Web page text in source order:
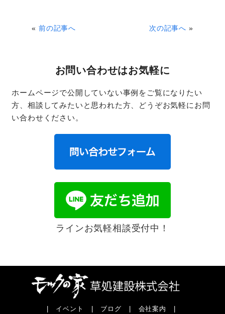
«前の記事へ 次の記事へ »
お問い合わせはお気軽に
ホームページで公開していない事例をご覧になりたい
方、相談してみたいと思われた方、どうぞお気軽にお問
い合わせください。
ラインお気軽相談受付中！
イベント ブログ 会社案内